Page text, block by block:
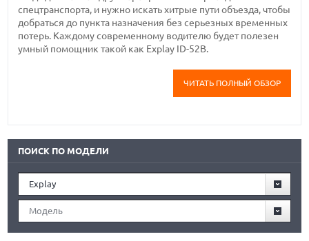
спецтранспорта, и нужно искать хитрые пути объезда, чтобы
добраться до пункта назначения без серьезных временных
потерь. Каждому современному водителю будет полезен
умный помощник такой как Explay ID-52B.
ЧИТАТЬ ПОЛНЫЙ ОБЗОР
ПОИСК ПО МОДЕЛИ
Explay
Модель